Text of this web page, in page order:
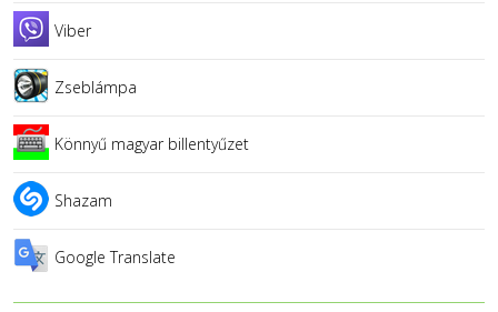
Viber
Zseblámpa
Könnyű magyar billentyűzet
Shazam
Google Translate